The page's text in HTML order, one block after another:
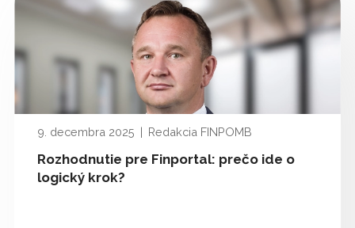
9. decembra 2025 | Redakcia FINPOMB
Rozhodnutie pre Finportal: prečo ide o
logický krok?